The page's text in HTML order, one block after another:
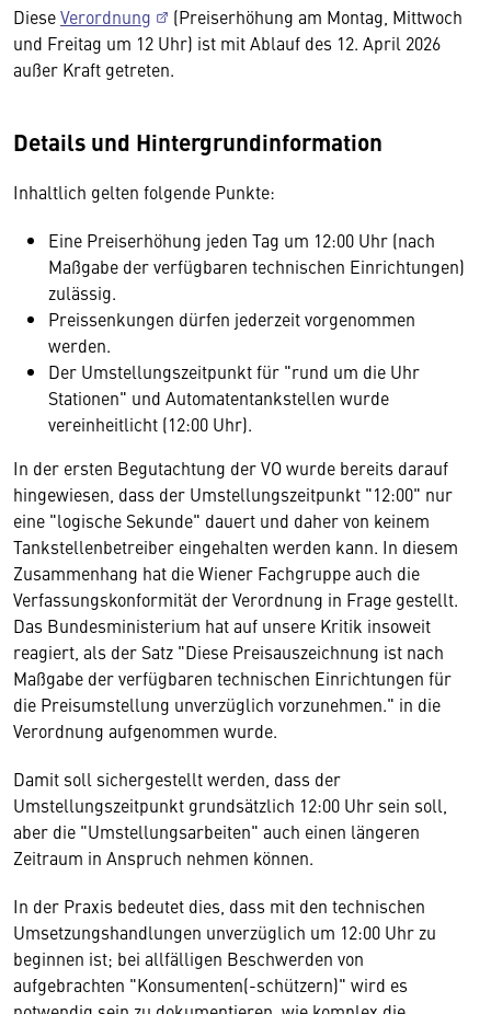
DieseVerordnung
(Preiserhöhung am Montag, Mittwoch
und Freitag um 12 Uhr) ist mit Ablauf des 12. April 2026
außer Kraft getreten.
Details und Hintergrundinformation
Inhaltlich gelten folgende Punkte:
Eine Preiserhöhung jeden Tag um 12:00 Uhr (nach
Maßgabe der verfügbaren technischen Einrichtungen)
zulässig.
Preissenkungen dürfen jederzeit vorgenommen
werden.
Der Umstellungszeitpunkt für "rund um die Uhr
Stationen" und Automatentankstellen wurde
vereinheitlicht (12:00 Uhr).
In der ersten Begutachtung der VO wurde bereits darauf
hingewiesen, dass der Umstellungszeitpunkt "12:00" nur
eine "logische Sekunde" dauert und daher von keinem
Tankstellenbetreiber eingehalten werden kann. In diesem
Zusammenhang hat die Wiener Fachgruppe auch die
Verfassungskonformität der Verordnung in Frage gestellt.
Das Bundesministerium hat auf unsere Kritik insoweit
reagiert, als der Satz "Diese Preisauszeichnung ist nach
Maßgabe der verfügbaren technischen Einrichtungen für
die Preisumstellung unverzüglich vorzunehmen." in die
Verordnung aufgenommen wurde.
Damit soll sichergestellt werden, dass der
Umstellungszeitpunkt grundsätzlich 12:00 Uhr sein soll,
aber die "Umstellungsarbeiten" auch einen längeren
Zeitraum in Anspruch nehmen können.
In der Praxis bedeutet dies, dass mit den technischen
Umsetzungshandlungen unverzüglich um 12:00 Uhr zu
beginnen ist; bei allfälligen Beschwerden von
aufgebrachten "Konsumenten(-schützern)" wird es